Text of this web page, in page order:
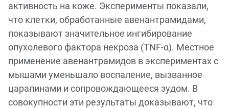
активность на коже. Эксперименты показали,
что клетки, обработанные авенантрамидами,
показывают значительное ингибирование
опухолевого фактора некроза (TNF-α). Местное
применение авенантрамидов в экспериментах с
мышами уменьшало воспаление, вызванное
царапинами и сопровождающееся зудом. В
совокупности эти результаты доказывают, что